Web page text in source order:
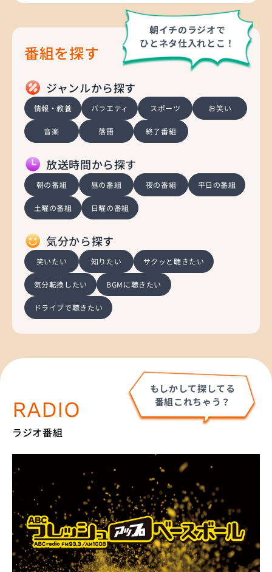
朝イチのラジオで
ひとネタ仕入れとこ！
番組を探す
ジャンルから探す
情報・教養 バラエティ スポーツ お笑い
音楽 落語 終了番組
放送時間から探す
朝の番組 昼の番組 夜の番組 平日の番組
土曜の番組 日曜の番組
気分から探す
笑いたい 知りたい サクッと聴きたい
気分転換したい BGMに聴きたい
ドライブで聴きたい
もしかして探してる
番組これちゃう？
RADIO
ラジオ番組